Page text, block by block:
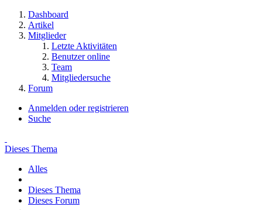
Dashboard
Artikel
Mitglieder
Letzte Aktivitäten
Benutzer online
Team
Mitgliedersuche
Forum
Anmelden oder registrieren
Suche
Dieses Thema
Alles
Dieses Thema
Dieses Forum